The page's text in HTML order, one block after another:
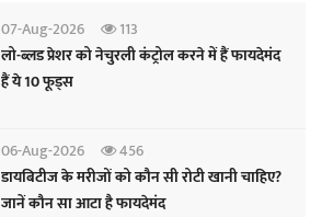
07-Aug-2026
113
लो-ब्लड प्रेशर को नेचुरली कंट्रोल करने में हैं फायदेमंद
हैं ये 10 फूड्स
06-Aug-2026
456
डायबिटीज के मरीजों को कौन सी रोटी खानी चाहिए?
जानें कौन सा आटा है फायदेमंद